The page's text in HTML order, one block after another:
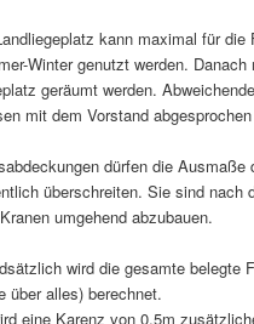
kann maximal für die
Winter genutzt werden. Danach
geräumt werden.
mit dem Vorstand
dürfen die Ausmaße
überschreiten. Sie sind nach
umgehend abzubauen.
wird die gesamte belegte
über alles) berechnet.
eine Karenz von 0,5m